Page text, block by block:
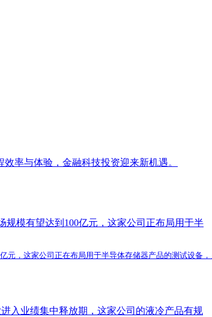
率与体验，金融科技投资迎来新机遇。
规模有望达到100亿元，这家公司正布局用于半
，这家公司正在布局用于半导体存储器产品的测试设备
入业绩集中释放期，这家公司的液冷产品有规